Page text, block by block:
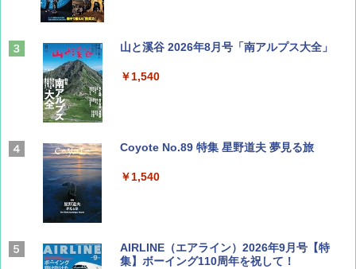
山と溪谷 2026年8月号「南アルプス大全」
￥1,540
Coyote No.89 特集 星野道夫 夢見る旅
￥1,540
AIRLINE（エアライン）2026年9月号【特
集】ボーイング110周年を祝して！